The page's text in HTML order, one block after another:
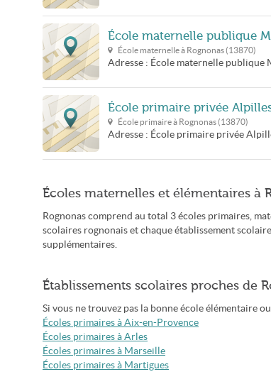
École maternelle publique
École maternelle à Rognonas (13870)
Adresse : École maternelle publique
École primaire privée
École primaire à Rognonas (13870)
Adresse : École primaire privée
Écoles maternelles et élémentaires à
Rognonas comprend au total 3 écoles primaires,
scolaires rognonais et chaque établissement
supplémentaires.
Établissements scolaires proches de
Si vous ne trouvez pas la bonne école élémentaire
Écoles primaires à Aix-en-Provence
Écoles primaires à Arles
Écoles primaires à Marseille
Écoles primaires à Martigues